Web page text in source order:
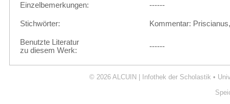
Einzelbemerkungen: ------
Stichwörter: Kommentar: Priscianus,
Benutzte Literatur
zu diesem Werk:
------
© 2026 ALCUIN | Infothek der Scholastik •